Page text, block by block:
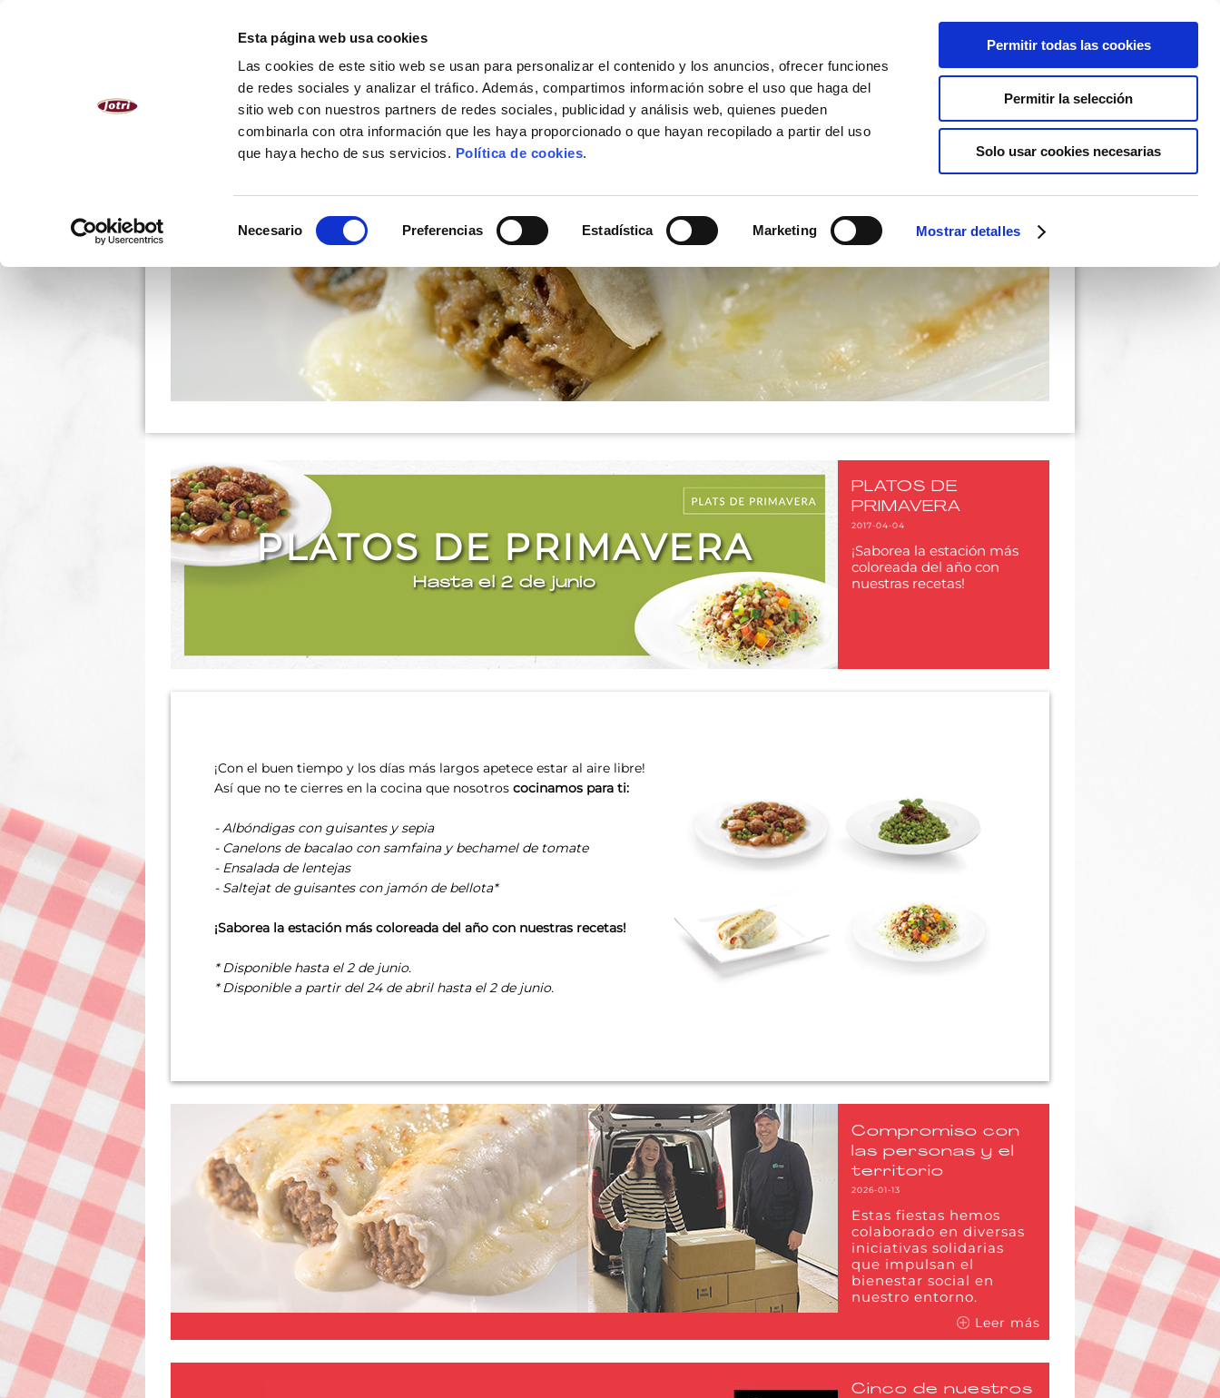
Esta página web usa cookies
Las cookies de este sitio web se usan para personalizar el contenido y los anuncios, ofrecer funciones
de redes sociales y analizar el tráfico. Además, compartimos información sobre el uso que haga del
sitio web con nuestros partners de redes sociales, publicidad y análisis web, quienes pueden
combinarla con otra información que les haya proporcionado o que hayan recopilado a partir del uso
que haya hecho de sus servicios. Política de cookies.
Necesario Preferencias Estadística Marketing Mostrar detalles
Permitir todas las cookies
Permitir la selección
Solo usar cookies necesarias
NOSOTROS PRODUCTOS ACTUALIDAD DÓNDE COMPRAR CONTACTO
PLATOS DE PRIMAVERA
Hasta el 2 de junio
PLATOS DE
PRIMAVERA
2017-04-04
¡Saborea la estación más
coloreada del año con
nuestras recetas!
¡Con el buen tiempo y los días más largos apetece estar al aire libre!
Así que no te cierres en la cocina que nosotroscocinamos para ti:
- Albóndigas con guisantes y sepia
- Canelons de bacalao con samfaina y bechamel de tomate
- Ensalada de lentejas
- Saltejat de guisantes con jamón de bellota*
¡Saborea la estación más coloreada del año con nuestras recetas!
* Disponible hasta el 2 de junio.
* Disponible a partir del 24 de abril hasta el 2 de junio.
Compromiso con
las personas y el
territorio
2026-01-13
Estas fiestas hemos
colaborado en diversas
iniciativas solidarias
que impulsan el
bienestar social en
nuestro entorno.
Leer más
Cinco de nuestros